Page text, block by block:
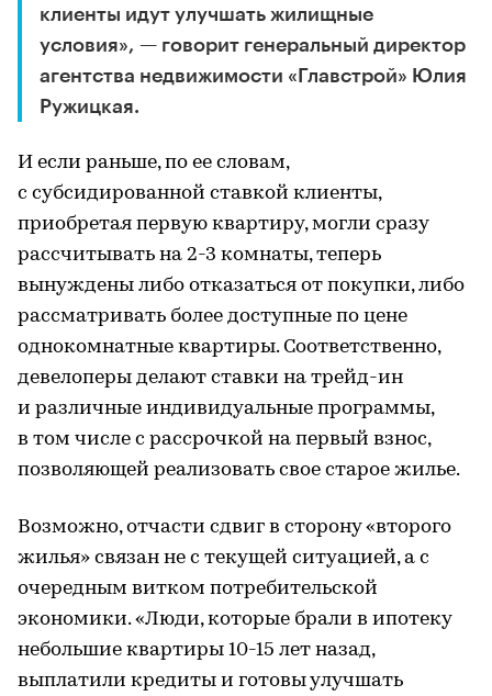
клиенты идут улучшать жилищные
условия», — говорит генеральный директор
агентства недвижимости «Главстрой» Юлия
Ружицкая.
И если раньше, по ее словам,
с субсидированной ставкой клиенты,
приобретая первую квартиру, могли сразу
рассчитывать на 2-3 комнаты, теперь
вынуждены либо отказаться от покупки, либо
рассматривать более доступные по цене
однокомнатные квартиры. Соответственно,
девелоперы делают ставки на трейд-ин
и различные индивидуальные программы,
в том числе с рассрочкой на первый взнос,
позволяющей реализовать свое старое жилье.
Возможно, отчасти сдвиг в сторону «второго
жилья» связан не с текущей ситуацией, а с
очередным витком потребительской
экономики. «Люди, которые брали в ипотеку
небольшие квартиры 10-15 лет назад,
выплатили кредиты и готовы улучшать